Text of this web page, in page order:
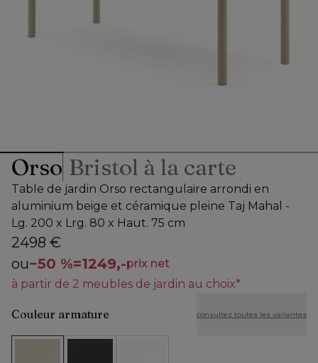
Orso Bristol à la carte
Table de jardin Orso rectangulaire arrondi en
aluminium beige et céramique pleine Taj Mahal -
Lg. 200 x Lrg. 80 x Haut. 75 cm
2498 €
ou−50 %=1249,-prix net
à partir de 2 meubles de jardin au choix*
Couleur armature consultez toutes les variantes